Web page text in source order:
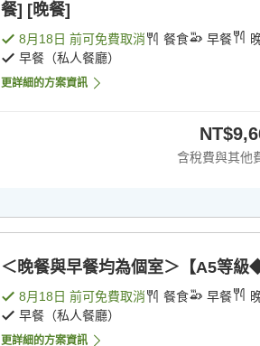
餐] [晚餐]
8月18日 前可免費取消 餐食 早餐
早餐（私人餐廳）
更詳細的方案資訊
含稅費與其他
＜晚餐與早餐均為個室＞【A5等
8月18日 前可免費取消 餐食 早餐
早餐（私人餐廳）
更詳細的方案資訊